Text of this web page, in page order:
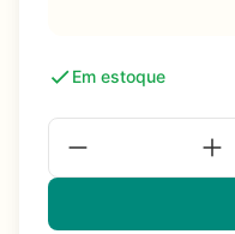
Em estoque